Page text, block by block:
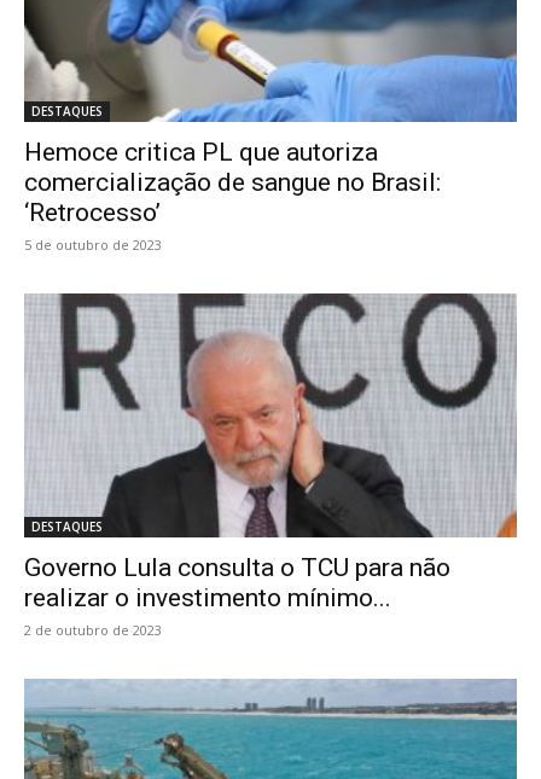
DESTAQUES
Hemoce critica PL que autoriza
comercialização de sangue no Brasil:
‘Retrocesso’
5 de outubro de 2023
DESTAQUES
Governo Lula consulta o TCU para não
realizar o investimento mínimo...
2 de outubro de 2023